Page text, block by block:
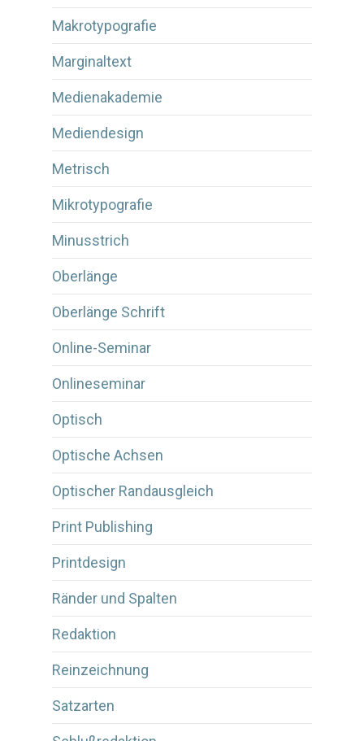
Makrotypografie
Marginaltext
Medienakademie
Mediendesign
Metrisch
Mikrotypografie
Minusstrich
Oberlänge
Oberlänge Schrift
Online-Seminar
Onlineseminar
Optisch
Optische Achsen
Optischer Randausgleich
Print Publishing
Printdesign
Ränder und Spalten
Redaktion
Reinzeichnung
Satzarten